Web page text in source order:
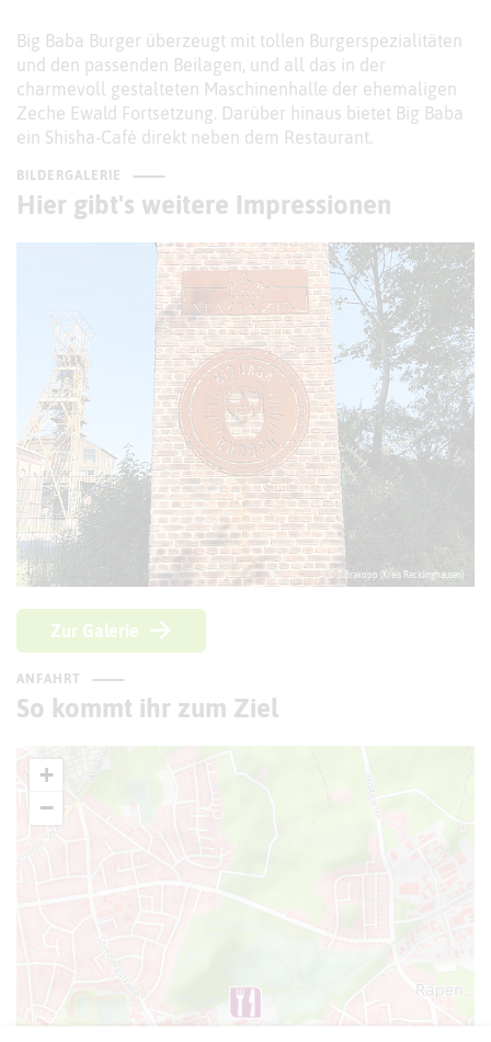
Big Baba Burger überzeugt mit tollen Burgerspezialitäten
und den passenden Beilagen, und all das in der
charmevoll gestalteten Maschinenhalle der ehemaligen
Zeche Ewald Fortsetzung. Darüber hinaus bietet Big Baba
ein Shisha-Café direkt neben dem Restaurant.
BILDERGALERIE
Hier gibt's weitere Impressionen
© T.Brakopp (Kreis Recklinghausen)
Zur Galerie
ANFAHRT
So kommt ihr zum Ziel
+
−